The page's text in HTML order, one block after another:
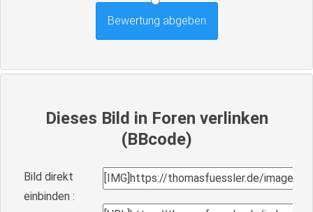
Dieses Bild in Foren verlinken
(BBcode)
Bild direkt
einbinden :